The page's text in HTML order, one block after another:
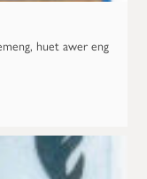
huet awer eng